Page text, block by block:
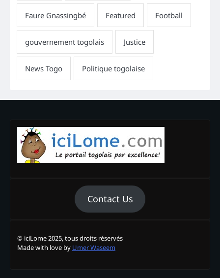
Contact Us
© iciLome 2025, tous droits réservés
Made with love by Umer Waseem